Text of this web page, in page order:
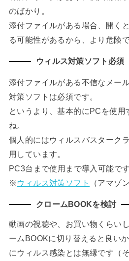
のばかり。
添付ファイルがある場合、開く
る可能性があるから、より危険で
ウィルス対策ソフト必須
添付ファイルがある不信なメー
対策ソフトは必須です。
というより、基本的にPCを使用
ね。
個人的にはウィルスバスターク
用しています。
PC3台まで使用まで導入可能です
※ ウィルス対策ソフト （アマゾ
クロームBOOKを検討
動画の視聴や、お買い物くらい
ームBOOKに切り替えると良い
にウィルス感染とは無縁です（